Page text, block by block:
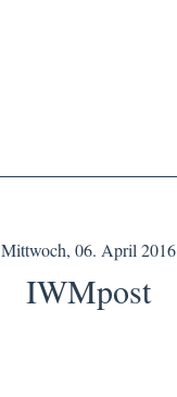
Mittwoch, 06. April 2016
IWMpost